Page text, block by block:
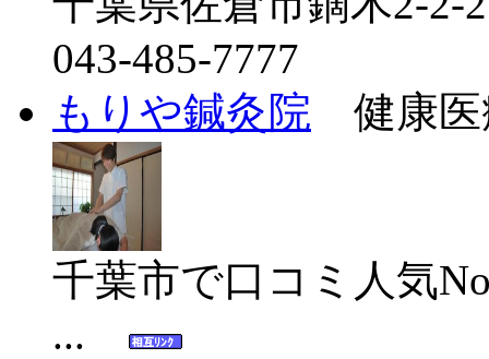
043-485-7777
もりや鍼灸院 健康医
千葉市で口コミ人気
...